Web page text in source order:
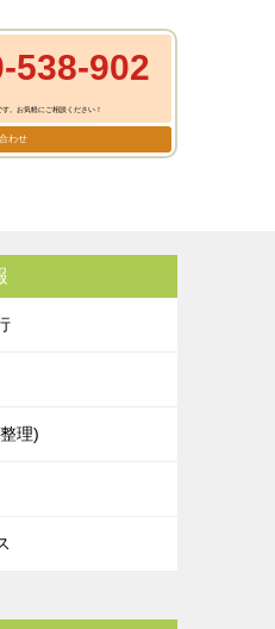
538-902
す。お気軽にご相談ください！
わせ
理)